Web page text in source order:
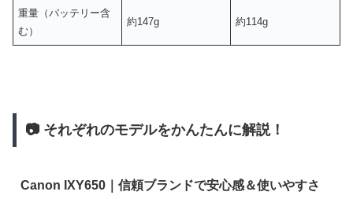
重量（バッテリー含
む）
約147g 約114g
📷 それぞれのモデルをかんたんに解説！
Canon IXY650｜信頼ブランドで安心感＆使いやすさ